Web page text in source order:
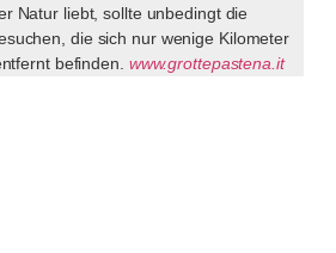
Natur liebt, sollte unbedingt die
die sich nur wenige Kilometer
befinden. www.grottepastena.it